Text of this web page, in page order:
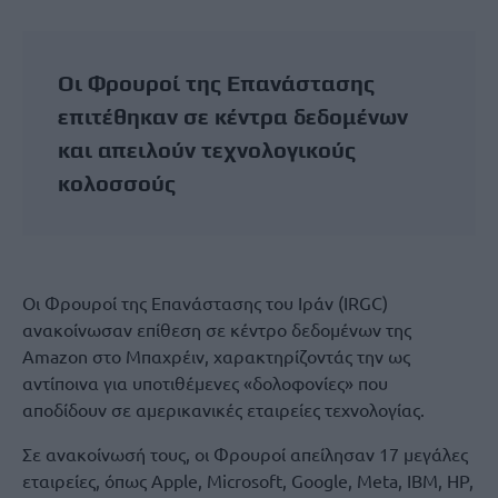
Οι Φρουροί της Επανάστασης
επιτέθηκαν σε κέντρα δεδομένων
και απειλούν τεχνολογικούς
κολοσσούς
Οι Φρουροί της Επανάστασης του Ιράν (IRGC)
ανακοίνωσαν επίθεση σε κέντρο δεδομένων της
Amazon στο Μπαχρέιν, χαρακτηρίζοντάς την ως
αντίποινα για υποτιθέμενες «δολοφονίες» που
αποδίδουν σε αμερικανικές εταιρείες τεχνολογίας.
Σε ανακοίνωσή τους, οι Φρουροί απείλησαν 17 μεγάλες
εταιρείες, όπως Apple, Microsoft, Google, Meta, IBM, HP,